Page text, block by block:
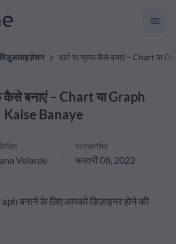
चार्ट या ग्राफ़ कैसे बनाएं – Chart या
कैसे बनाएं – Chart या Graph
Kaise Banaye
लिखित
Velarde
पर प्रकाशित
फरवरी 08, 2022
बनाने के लिए आपको डिज़ाइनर होने की